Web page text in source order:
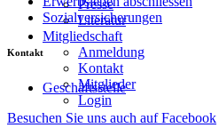
Presse
Literatur
Mitgliedschaft
Anmeldung
Kontakt
Mitglieder
Login
Sozialversicherungen
Kontakt
Geschäftsstelle
Besuchen Sie uns auch auf Facebook